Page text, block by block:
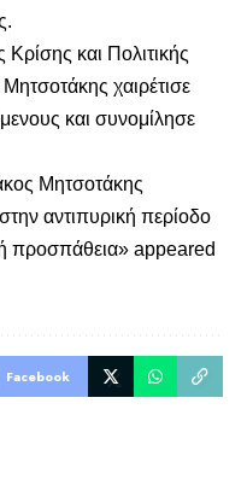
και Πολιτικής
χαιρέτισε
και συνομίλησε
Μητσοτάκης
αντιπυρική περίοδο
προσπάθεια» appeared
Facebook